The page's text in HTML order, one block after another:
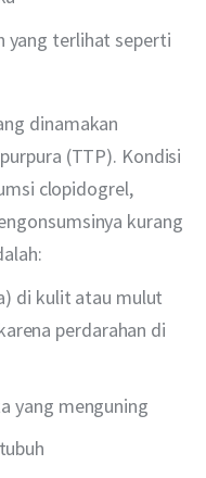
yang terlihat seperti
dinamakan
(TTP). Kondisi
clopidogrel,
kurang
di kulit atau mulut
perdarahan di
yang menguning